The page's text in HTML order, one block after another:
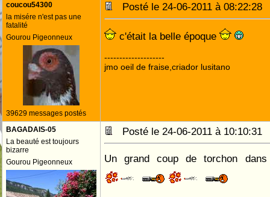
coucou54300
la misére n'est pas une
fatalité
Gourou Pigeonneux
39629 messages postés
Posté le 24-06-2011 à
c'était la belle époque
--------------------
jmo oeil de fraise,criador lusitano
BAGADAIS-05
La beauté est toujours
bizarre
Gourou Pigeonneux
Posté le 24-06-2011 à
Un grand coup de torchon